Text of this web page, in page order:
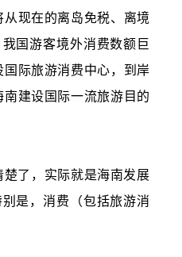
现在的离岛免税、离境
国游客境外消费数额巨
际旅游消费中心，到岸
建设国际一流旅游目的
了，实际就是海南发展
是，消费（包括旅游消